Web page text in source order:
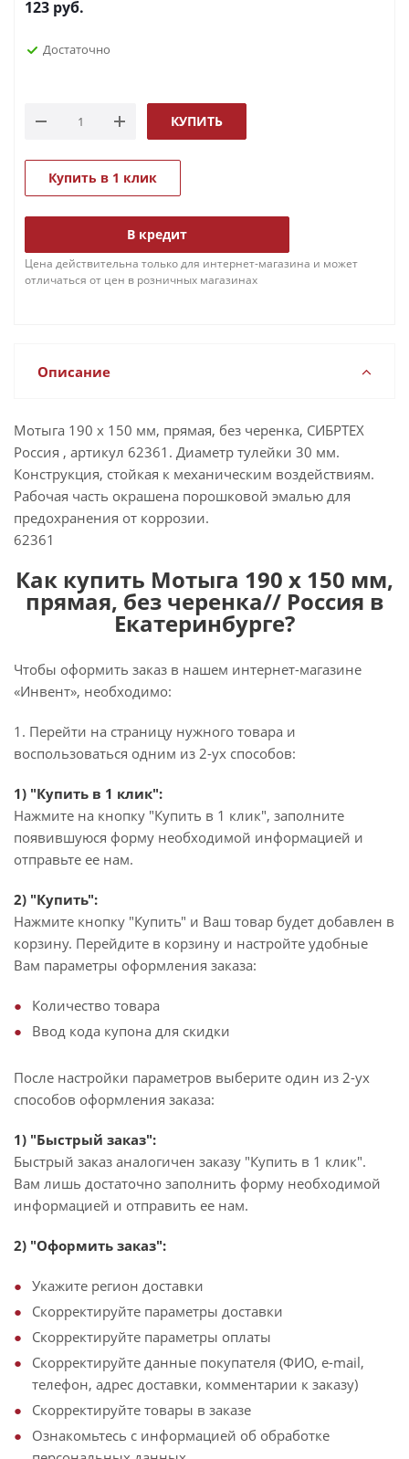
123 руб.
Достаточно
КУПИТЬ
Купить в 1 клик
В кредит
Цена действительна только для интернет-магазина и может
отличаться от цен в розничных магазинах
Описание
Мотыга 190 х 150 мм, прямая, без черенка, СИБРТЕХ
Россия , артикул 62361. Диаметр тулейки 30 мм.
Конструкция, стойкая к механическим воздействиям.
Рабочая часть окрашена порошковой эмалью для
предохранения от коррозии.
62361
Как купить Мотыга 190 х 150 мм,
прямая, без черенка// Россия в
Екатеринбурге?
Чтобы оформить заказ в нашем интернет-магазине
«Инвент», необходимо:
1. Перейти на страницу нужного товара и
воспользоваться одним из 2-ух способов:
1) "Купить в 1 клик":
Нажмите на кнопку "Купить в 1 клик", заполните
появившуюся форму необходимой информацией и
отправьте ее нам.
2) "Купить":
Нажмите кнопку "Купить" и Ваш товар будет добавлен в
корзину. Перейдите в корзину и настройте удобные
Вам параметры оформления заказа:
Количество товара
Ввод кода купона для скидки
После настройки параметров выберите один из 2-ух
способов оформления заказа:
1) "Быстрый заказ":
Быстрый заказ аналогичен заказу "Купить в 1 клик".
Вам лишь достаточно заполнить форму необходимой
информацией и отправить ее нам.
2) "Оформить заказ":
Укажите регион доставки
Скорректируйте параметры доставки
Скорректируйте параметры оплаты
Скорректируйте данные покупателя (ФИО, e-mail,
телефон, адрес доставки, комментарии к заказу)
Скорректируйте товары в заказе
Ознакомьтесь с информацией об обработке